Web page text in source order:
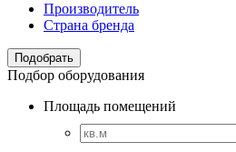
Производитель
Страна бренда
Подбор оборудования
Площадь помещений